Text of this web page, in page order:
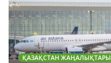
ҚАЗАҚСТАН ЖАҢАЛЫҚТАРЫ